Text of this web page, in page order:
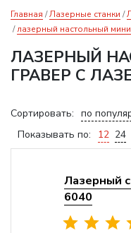
Главная Лазерные станки
лазерный настольный
ЛАЗЕРНЫЙ
ГРАВЕР С
Сортировать: по
Показывать по:
12 24
Лазерный
6040